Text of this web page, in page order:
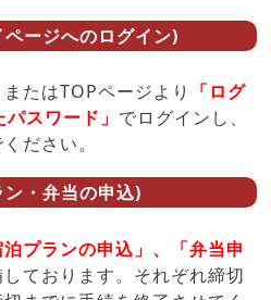
ージへのログイン)
またはTOPページより
「ログ
パスワード」 でログインし、
ださい。
・弁当の申込)
泊プランの申込」、「弁当申
ております。それぞれ締切